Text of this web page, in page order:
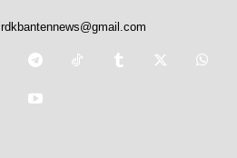
rdkbantennews@gmail.com